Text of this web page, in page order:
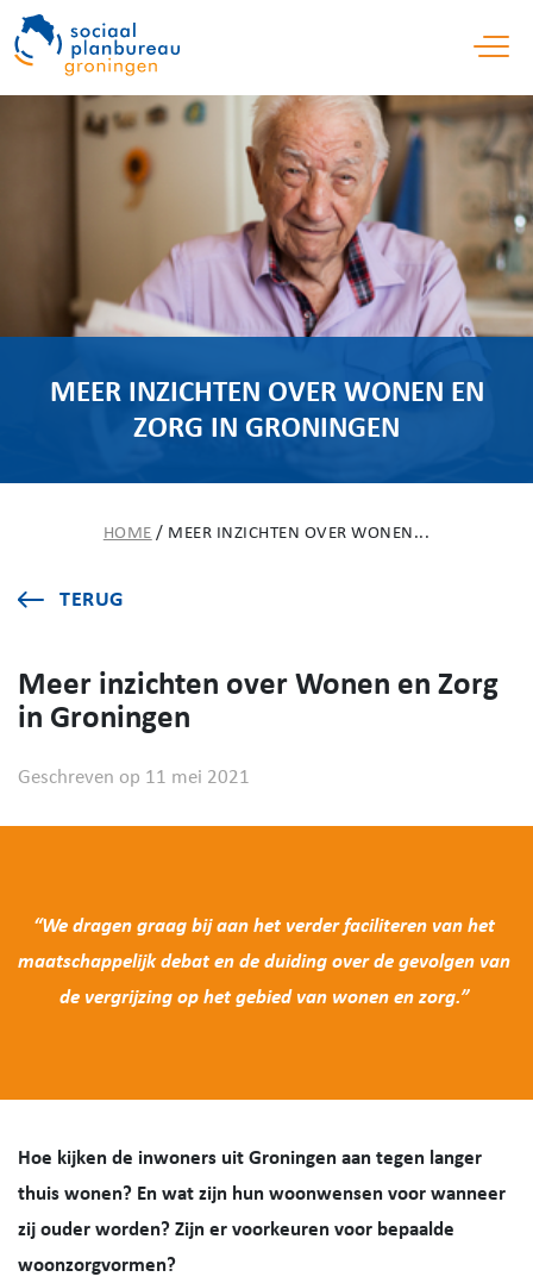
MEER INZICHTEN OVER WONEN EN
ZORG IN GRONINGEN
HOME / MEER INZICHTEN OVER WONEN...
TERUG
Meer inzichten over Wonen en Zorg
in Groningen
Geschreven op 11 mei 2021
“We dragen graag bij aan het verder faciliteren van het
maatschappelijk debat en de duiding over de gevolgen van
de vergrijzing op het gebied van wonen en zorg.”
Hoe kijken de inwoners uit Groningen aan tegen langer
thuis wonen? En wat zijn hun woonwensen voor wanneer
zij ouder worden? Zijn er voorkeuren voor bepaalde
woonzorgvormen?